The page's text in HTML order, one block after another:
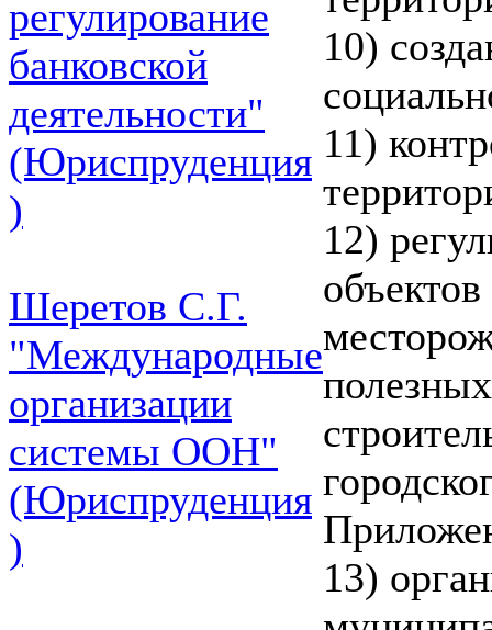
регулирование
банковской
деятельности"
(Юриспруденция
)
Шеретов С.Г.
"Международные
организации
системы ООН"
(Юриспруденция
)
10)
11)
12)
13)